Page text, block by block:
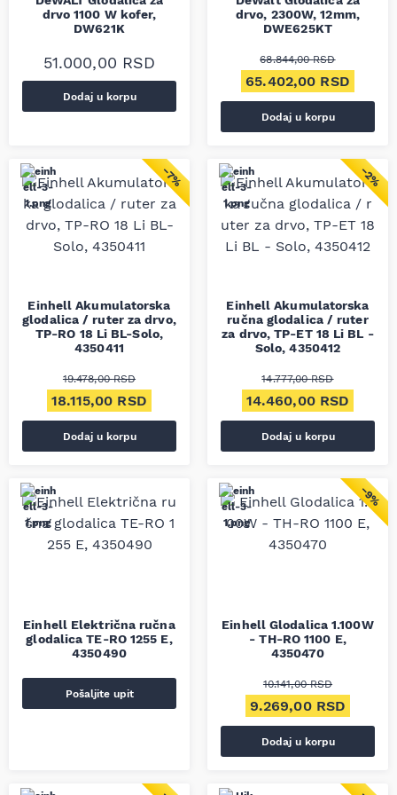
drvo 1100 W kofer,
DW621K
51.000,00 RSD
Dodaj u korpu
drvo, 2300W, 12mm,
DWE625KT
68.844,00RSD
Originalna cena je
65.402,00 RSD
Dodaj u korpu
−7%
Einhell Akumulatorska
glodalica / ruter za drvo,
TP-RO 18 Li BL-Solo,
4350411
19.478,00RSD
Originalna cena je bila: 19.478,00 RSD.
18.115,00 RSD Trenutna cena je: 18.115,00 RSD.
Dodaj u korpu
−2%
Einhell Akumulatorska
ručna glodalica / ruter
za drvo, TP-ET 18 Li BL -
Solo, 4350412
14.777,00RSD
Originalna cena je
14.460,00 RSD
Dodaj u korpu
Einhell Električna ručna
glodalica TE-RO 1255 E,
4350490
Pošaljite upit
−9%
Einhell Glodalica 1.100W
- TH-RO 1100 E,
4350470
10.141,00RSD
Originalna cena je
9.269,00 RSD
Dodaj u korpu